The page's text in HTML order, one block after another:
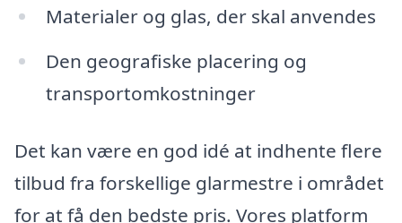
Materialer og glas, der skal anvendes
Den geografiske placering og
transportomkostninger
Det kan være en god idé at indhente flere
tilbud fra forskellige glarmestre i området
for at få den bedste pris. Vores platform